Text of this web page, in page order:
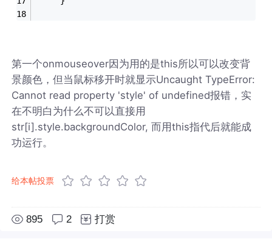
第一个onmouseover因为用的是this所以可以改变背
景颜色，但当鼠标移开时就显示Uncaught TypeError:
Cannot read property 'style' of undefined报错，实
在不明白为什么不可以直接用
str[i].style.backgroundColor, 而用this指代后就能成
功运行。
给本帖投票
895 2 打赏